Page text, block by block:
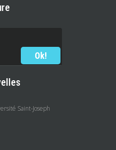
Saint-Joseph